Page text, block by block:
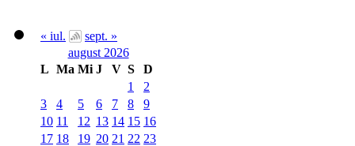
« iul.
sept. »
august 2026
L Ma Mi J V S
D
1
2
3
4 5 6 7 8
9
10 11 12 13 14 15 16
17 18 19 20 21 22 23